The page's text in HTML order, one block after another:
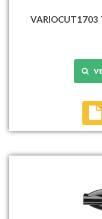
VARIOCUT1703